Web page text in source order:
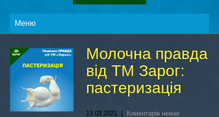
Меню
Молочна правда
від ТМ Зарог:
пастеризація
13.03.2021 Коментарів немає